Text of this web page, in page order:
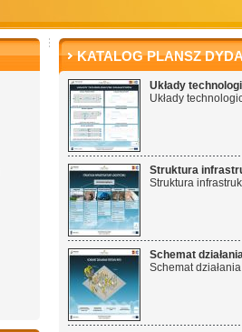
KATALOG PLANSZ
Układy
Układy
Struktura
Struktura
Schemat
Schemat